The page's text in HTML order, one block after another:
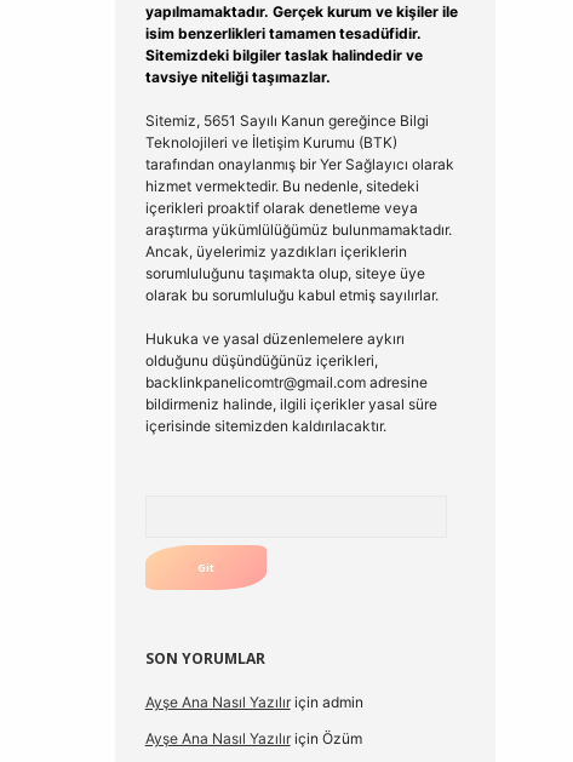
yapılmamaktadır. Gerçek kurum ve kişiler ile
isim benzerlikleri tamamen tesadüfidir.
Sitemizdeki bilgiler taslak halindedir ve
tavsiye niteliği taşımazlar.
Sitemiz, 5651 Sayılı Kanun gereğince Bilgi
Teknolojileri ve İletişim Kurumu (BTK)
tarafından onaylanmış bir Yer Sağlayıcı olarak
hizmet vermektedir. Bu nedenle, sitedeki
içerikleri proaktif olarak denetleme veya
araştırma yükümlülüğümüz bulunmamaktadır.
Ancak, üyelerimiz yazdıkları içeriklerin
sorumluluğunu taşımakta olup, siteye üye
olarak bu sorumluluğu kabul etmiş sayılırlar.
Hukuka ve yasal düzenlemelere aykırı
olduğunu düşündüğünüz içerikleri,
backlinkpanelicomtr@gmail.comadresine
bildirmeniz halinde, ilgili içerikler yasal süre
içerisinde sitemizden kaldırılacaktır.
SON YORUMLAR
Ayşe Ana Nasıl Yazılıriçin admin
Ayşe Ana Nasıl Yazılıriçin Özüm